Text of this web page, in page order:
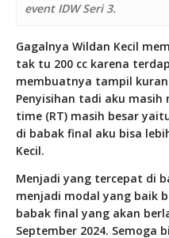
event IDW Seri 3.
Gagalnya Wildan Kecil
tak tu 200 cc karena
membuatnya tampil
Penyisihan tadi aku
time (RT) masih besar
di babak final aku bisa
Kecil.
Menjadi yang tercepat di
menjadi modal yang baik
babak final yang akan
September 2024. Semoga